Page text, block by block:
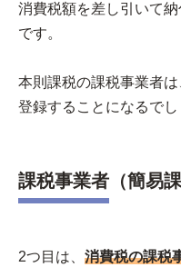
消費税額を差し引いて
です。
本則課税の課税事業者
登録することになるでし
課税事業者（簡易課
2つ目は、 消費税の課税